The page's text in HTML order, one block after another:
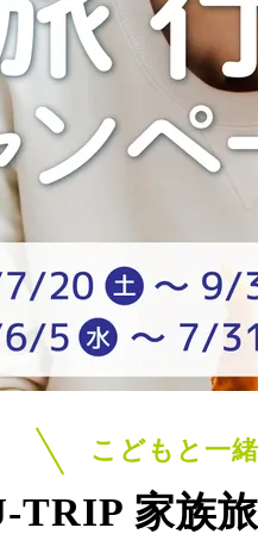
こどもと一
TRIP 家族